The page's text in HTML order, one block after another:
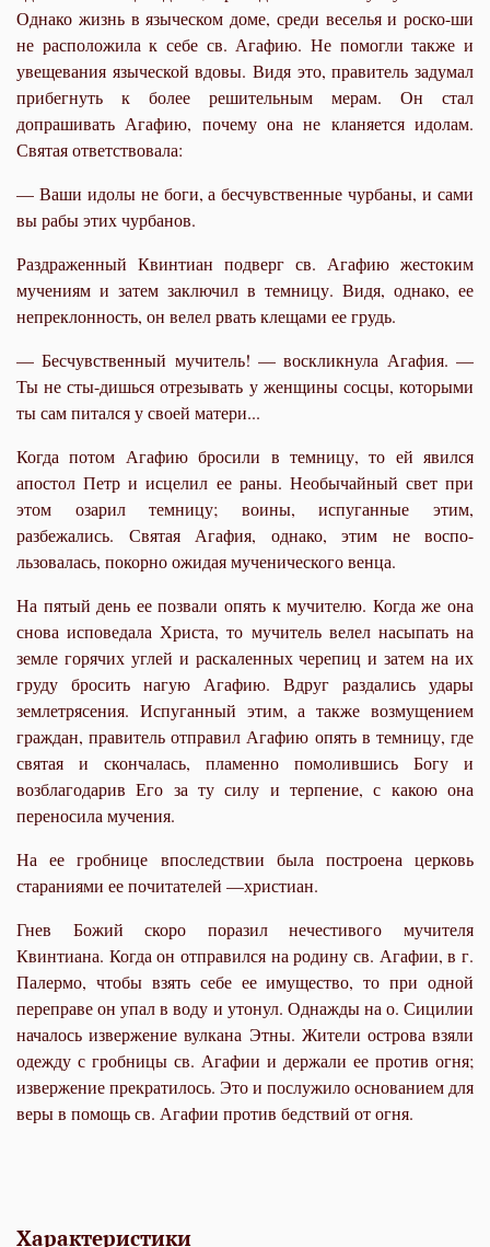
Однако жизнь в языческом доме, среди веселья и роско-ши
не расположила к себе св. Агафию. Не помогли также и
увещевания языческой вдовы. Видя это, правитель задумал
прибегнуть к более решительным мерам. Он стал
допрашивать Агафию, почему она не кланяется идолам.
Святая ответствовала:
— Ваши идолы не боги, а бесчувственные чурбаны, и сами
вы рабы этих чурбанов.
Раздраженный Квинтиан подверг св. Агафию жестоким
мучениям и затем заключил в темницу. Видя, однако, ее
непреклонность, он велел рвать клещами ее грудь.
— Бесчувственный мучитель! — воскликнула Агафия. —
Ты не сты-дишься отрезывать у женщины сосцы, которыми
ты сам питался у своей матери...
Когда потом Агафию бросили в темницу, то ей явился
апостол Петр и исцелил ее раны. Необычайный свет при
этом озарил темницу; воины, испуганные этим,
разбежались. Святая Агафия, однако, этим не воспо-
льзовалась, покорно ожидая мученического венца.
На пятый день ее позвали опять к мучителю. Когда же она
снова исповедала Христа, то мучитель велел насыпать на
земле горячих углей и раскаленных черепиц и затем на их
груду бросить нагую Агафию. Вдруг раздались удары
землетрясения. Испуганный этим, а также возмущением
граждан, правитель отправил Агафию опять в темницу, где
святая и скончалась, пламенно помолившись Богу и
возблагодарив Его за ту силу и терпение, с какою она
переносила мучения.
На ее гробнице впоследствии была построена церковь
стараниями ее почитателей —христиан.
Гнев Божий скоро поразил нечестивого мучителя
Квинтиана. Когда он отправился на родину св. Агафии, в г.
Палермо, чтобы взять себе ее имущество, то при одной
переправе он упал в воду и утонул. Однажды на о. Сицилии
началось извержение вулкана Этны. Жители острова взяли
одежду с гробницы св. Агафии и держали ее против огня;
извержение прекратилось. Это и послужило основанием для
веры в помощь св. Агафии против бедствий от огня.
Характеристики